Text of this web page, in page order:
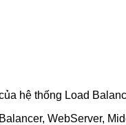
hệ thống Load
WebServer,